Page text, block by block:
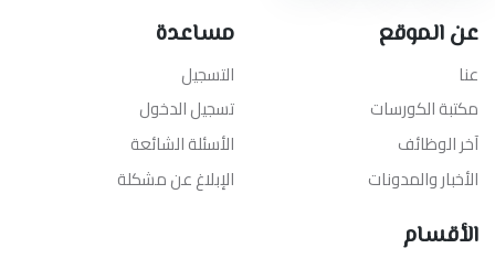
عن الموقع
عنا
مكتبة الكورسات
آخر الوظائف
الأخبار والمدونات
مساعدة
التسجيل
تسجيل الدخول
الأسئلة الشائعة
الإبلاغ عن مشكلة
الأقسام